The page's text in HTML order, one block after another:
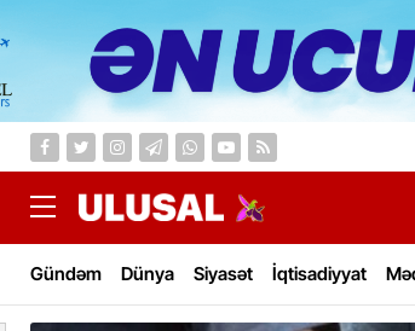
Gündəm Dünya Siyasət İqtisadiyyat